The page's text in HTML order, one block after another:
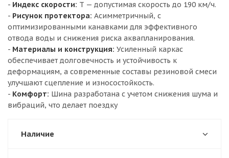
- Индекс скорости: T — допустимая скорость до 190 км/ч.
- Рисунок протектора: Асимметричный, с
оптимизированными канавками для эффективного
отвода воды и снижения риска аквапланирования.
- Материалы и конструкция: Усиленный каркас
обеспечивает долговечность и устойчивость к
деформациям, а современные составы резиновой смеси
улучшают сцепление и износостойкость.
- Комфорт: Шина разработана с учетом снижения шума и
вибраций, что делает поездку
Наличие